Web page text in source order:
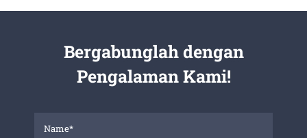
Bergabunglah dengan
Pengalaman Kami!